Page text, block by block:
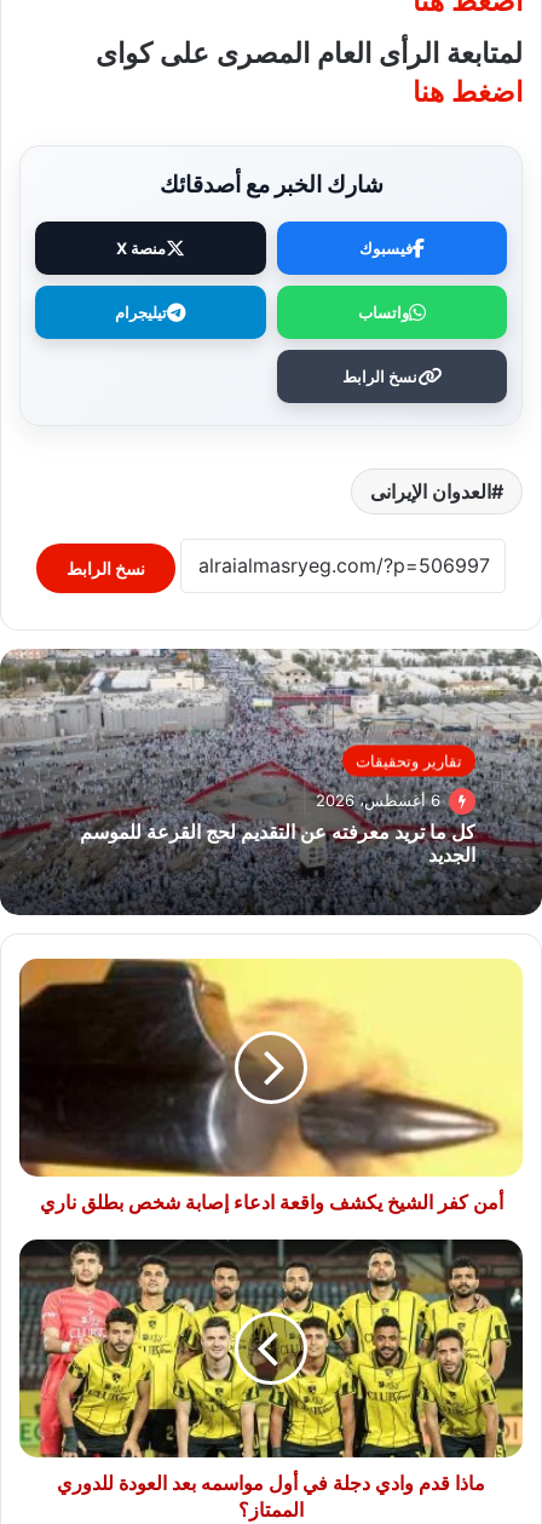
لمتابعة الرأى العام المصرى على كواى
اضغط هنا
شارك الخبر مع أصدقائك
فيسبوك منصة X
واتساب تيليجرام
نسخ الرابط
العدوان الإيرانى
نسخ الرابط
تقارير وتحقيقات
6 أغسطس، 2026
كل ما تريد معرفته عن التقديم لحج القرعة للموسم
الجديد
أمن
إصابة
شخص
بطلق
ناريأمن كفر الشيخ يكشف واقعة ادعاء إصابة شخص بطلق ناري
ماذا
قدم
وادي
دجلة
في
أول
مواسمه
بعد
العودة
للدوريماذا قدم وادي دجلة في أول مواسمه بعد العودة للدوري
الممتاز؟